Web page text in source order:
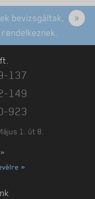
bevizsgáltak,
137
149
923
1. út 8.
»